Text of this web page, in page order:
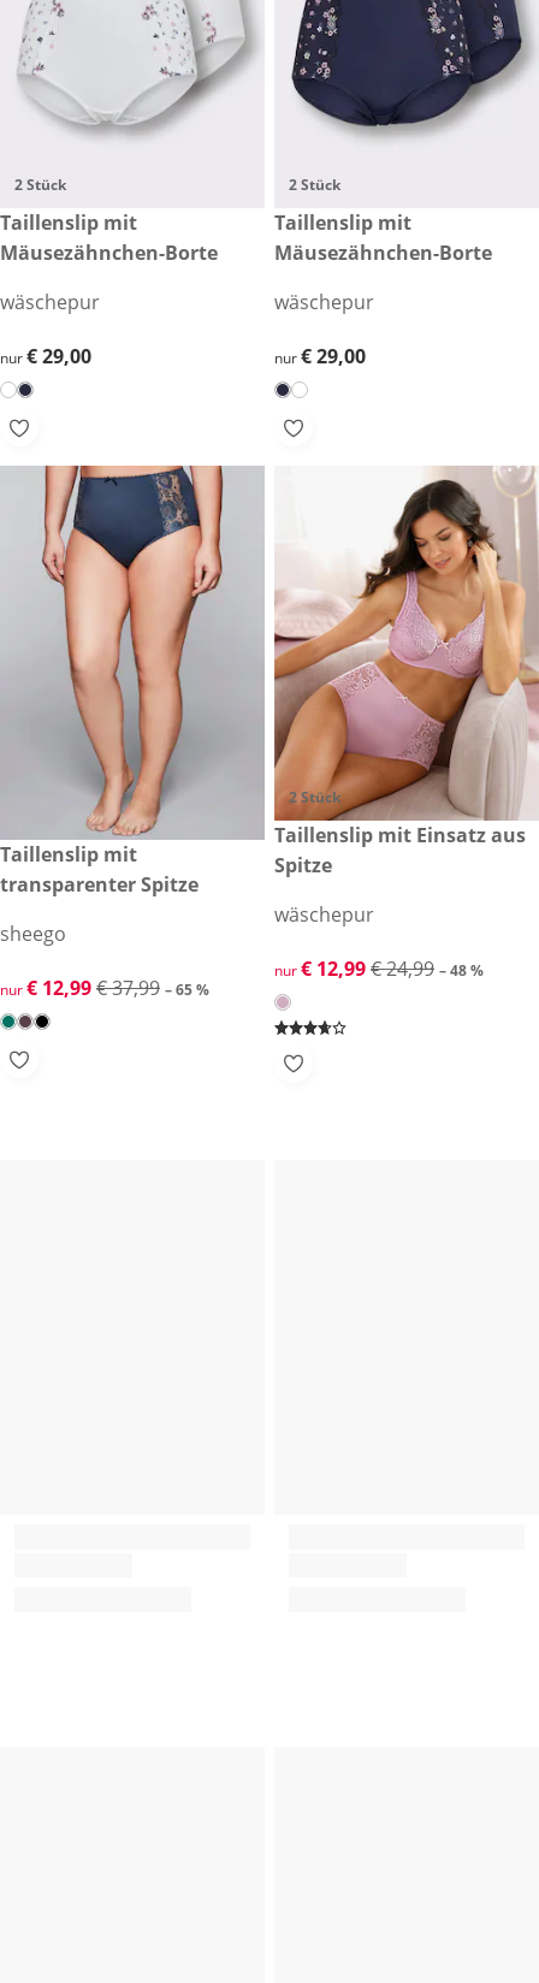
2 Stück
€ 29,00
Taillenslip mit
Mäusezähnchen-Borte
wäschepur
€ 29,00
nur€ 29,00
2 Stück
€ 29,00
Taillenslip mit
Mäusezähnchen-Borte
wäschepur
€ 29,00
nur€ 29,00
reduzierter Preis € 12,99, vorheriger Preis: € 37,99
-65 %
Taillenslip mit
transparenter Spitze
sheego
reduzierter Preis € 12,99, vorheriger Preis: € 37,99
nur€ 12,99€ 37,99 – 65 %
2 Stück
reduzierter Preis € 12,99,
-48 %
Taillenslip mit Einsatz aus
Spitze
wäschepur
reduzierter Preis € 12,99,
nur€ 12,99€ 24,99 – 48 %